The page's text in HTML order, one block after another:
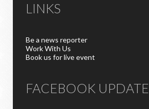
LINKS
Be a news reporter
Work With Us
Book us for live event
FACEBOOK UPDATE